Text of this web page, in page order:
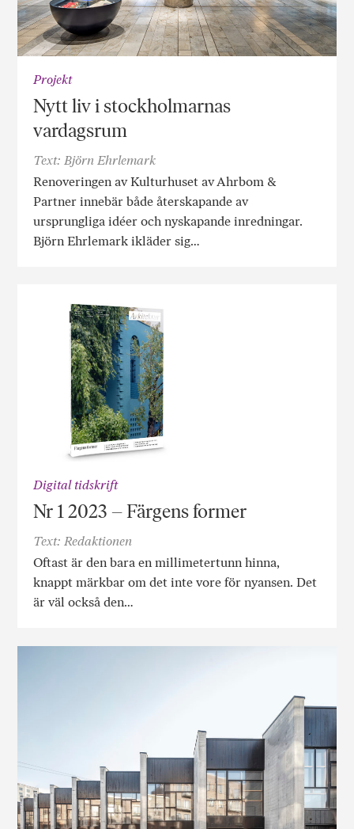
Projekt
Nytt liv i stockholmarnas
vardagsrum
Text: Björn Ehrlemark
Renoveringen av Kulturhuset av Ahrbom &
Partner innebär både återskapande av
ursprungliga idéer och nyskapande inredningar.
Björn Ehrlemark ikläder sig…
Digital tidskrift
Nr 1 2023 – Färgens former
Text: Redaktionen
Oftast är den bara en millimetertunn hinna,
knappt märkbar om det inte vore för nyansen. Det
är väl också den…